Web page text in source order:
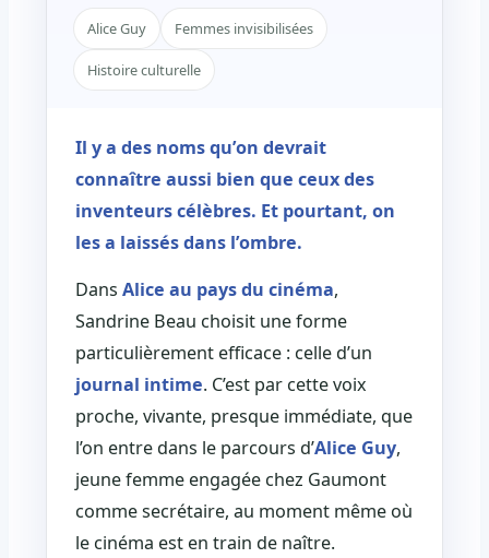
Alice Guy Femmes invisibilisées
Histoire culturelle
Il y a des noms qu’on devrait
connaître aussi bien que ceux des
inventeurs célèbres. Et pourtant, on
les a laissés dans l’ombre.
Dans Alice au pays du cinéma,
Sandrine Beau choisit une forme
particulièrement efficace : celle d’un
journal intime. C’est par cette voix
proche, vivante, presque immédiate, que
l’on entre dans le parcours d’Alice Guy,
jeune femme engagée chez Gaumont
comme secrétaire, au moment même où
le cinéma est en train de naître.